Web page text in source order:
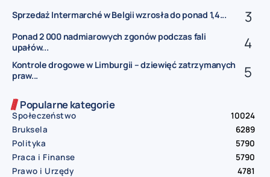
Sprzedaż Intermarché w Belgii wzrosła do ponad 1,4...
Ponad 2 000 nadmiarowych zgonów podczas fali
upałów...
Kontrole drogowe w Limburgii – dziewięć zatrzymanych
praw...
Popularne kategorie
Społeczeństwo
10024
Bruksela
6289
Polityka
5790
Praca i Finanse
5790
Prawo i Urzędy
4781